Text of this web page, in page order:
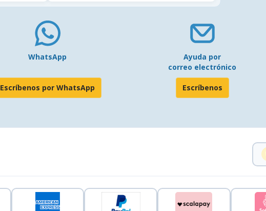
WhatsApp
Escríbenos por WhatsApp
Ayuda por
correo electrónico
Escríbenos